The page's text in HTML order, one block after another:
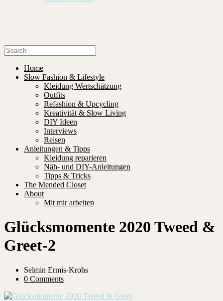
Home
Slow Fashion & Lifestyle
Kleidung Wertschätzung
Outfits
Refashion & Upcycling
Kreativität & Slow Living
DIY Ideen
Interviews
Reisen
Anleitungen & Tipps
Kleidung reparieren
Näh- und DIY-Anleitungen
Tipps & Tricks
The Mended Closet
About
Mit mir arbeiten
Glücksmomente 2020 Tweed &
Greet-2
Selmin Ermis-Krohs
0 Comments